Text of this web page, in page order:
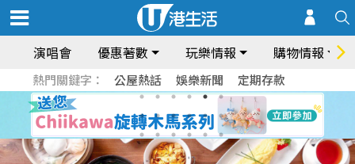
演唱會 優惠著數 玩樂情報 購物情報
熱門關鍵字： 公屋熱話 娛樂新聞 定期存款